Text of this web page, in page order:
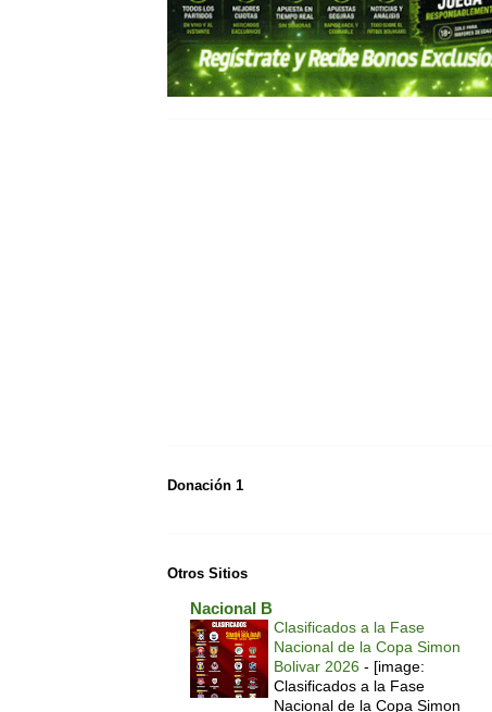
Donación 1
Otros Sitios
Nacional B
Clasificados a la Fase
Nacional de la Copa Simon
Bolivar 2026 - [image:
Clasificados a la Fase
Nacional de la Copa Simon